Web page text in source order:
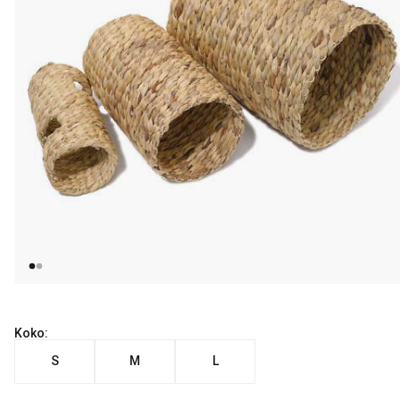
Koko:
S
M L